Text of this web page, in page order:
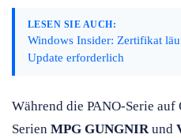
LESEN SIE AUCH:
Windows Insider: Zertifikat
Update erforderlich
Während die PANO-Serie
Serien MPG GUNGNIRund